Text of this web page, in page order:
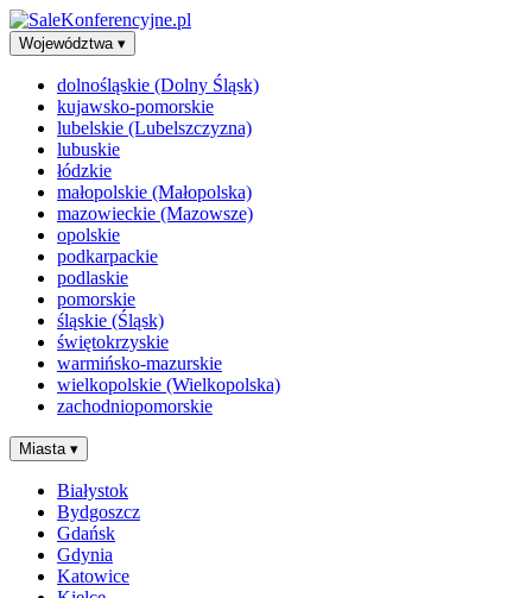
Województwa ▾
dolnośląskie (Dolny Śląsk)
kujawsko-pomorskie
lubelskie (Lubelszczyzna)
lubuskie
łódzkie
małopolskie (Małopolska)
mazowieckie (Mazowsze)
opolskie
podkarpackie
podlaskie
pomorskie
śląskie (Śląsk)
świętokrzyskie
warmińsko-mazurskie
wielkopolskie (Wielkopolska)
zachodniopomorskie
Miasta ▾
Białystok
Bydgoszcz
Gdańsk
Gdynia
Katowice